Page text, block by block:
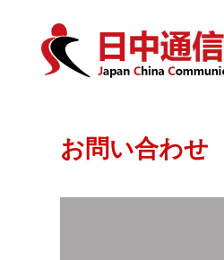
お問い合わせ